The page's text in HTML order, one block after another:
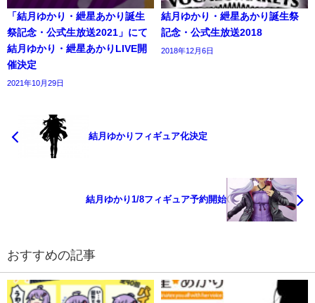
「結月ゆかり・紲星あかり誕生
祭記念・公式生放送2021」にて
結月ゆかり・紲星あかりLIVE開
催決定
2021年10月29日
結月ゆかり・紲星あかり誕生祭
記念・公式生放送2018
2018年12月6日
結月ゆかりフィギュア化決定
結月ゆかり1/8フィギュア予約開始
おすすめの記事